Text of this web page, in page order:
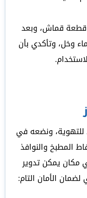
قطعة قماش، وبعد
وخل، وتأكدي بأن
للتهوية، ونضعه في
المطبخ والنوافذ
مكان يمكن تدوير
لضمان الأمان التام: